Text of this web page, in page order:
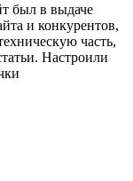
был в выдаче
и конкурентов,
часть,
Настроили